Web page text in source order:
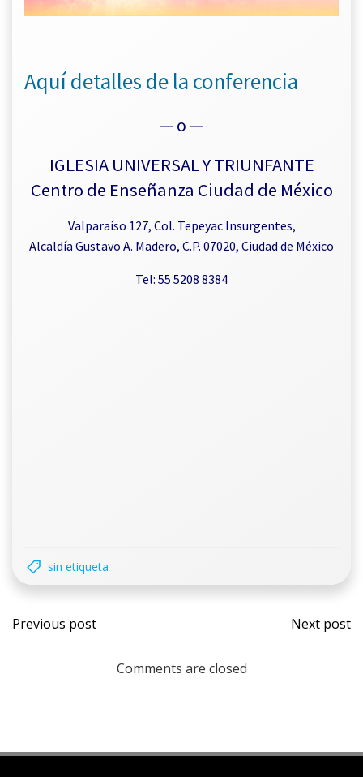
Aquí detalles de la conferencia
— o —
IGLESIA UNIVERSAL Y TRIUNFANTE
Centro de Enseñanza Ciudad de México
Valparaíso 127, Col. Tepeyac Insurgentes,
Alcaldía Gustavo A. Madero, C.P. 07020, Ciudad de México
Tel: 55 5208 8384
sin etiqueta
Previous post Next post
Comments are closed